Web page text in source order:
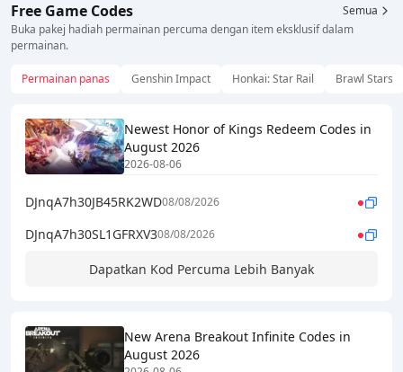
Free Game Codes
Semua
Buka pakej hadiah permainan percuma dengan item eksklusif dalam
permainan.
Permainan panas Genshin Impact Honkai: Star Rail Brawl Stars
Newest Honor of Kings Redeem Codes in
August 2026
2026-08-06
DJnqA7h30JB45RK2WD08/08/2026
DJnqA7h30SL1GFRXV308/08/2026
Dapatkan Kod Percuma Lebih Banyak
New Arena Breakout Infinite Codes in
August 2026